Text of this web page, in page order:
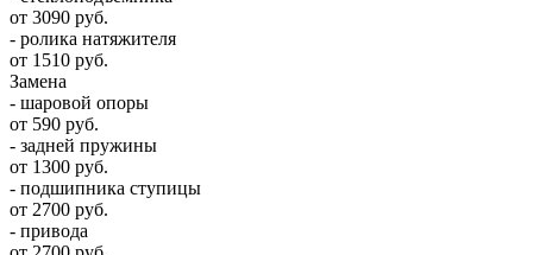
от 3090 руб.
- ролика натяжителя
от 1510 руб.
Замена
- шаровой опоры
от 590 руб.
- задней пружины
от 1300 руб.
- подшипника ступицы
от 2700 руб.
- привода